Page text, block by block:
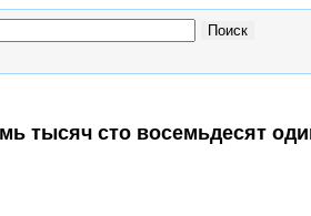
тысяч сто восемьдесят